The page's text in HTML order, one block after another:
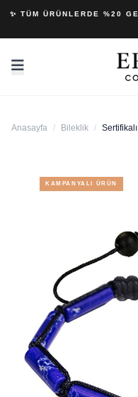
✨ TÜM ÜRÜNLERDE %20
Anasayfa / Bileklik /
KAMPANYALI ÜRÜN